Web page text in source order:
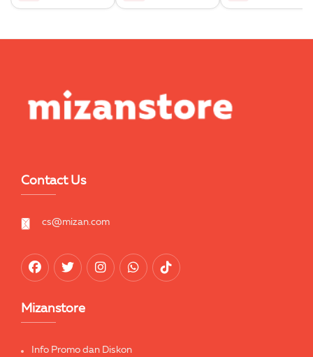
Contact Us
cs@mizan.com
Mizanstore
Info Promo dan Diskon